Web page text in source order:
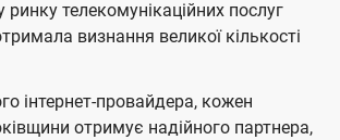
ринку телекомунікаційних послуг
визнання великої кількості
інтернет-провайдера, кожен
отримує надійного партнера,